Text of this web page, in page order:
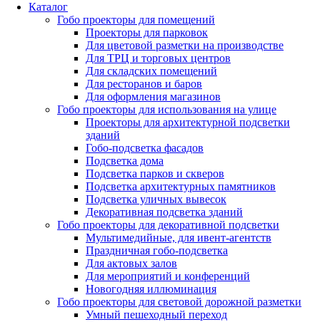
Каталог
Гобо проекторы для помещений
Проекторы для парковок
Для цветовой разметки на производстве
Для ТРЦ и торговых центров
Для складских помещений
Для ресторанов и баров
Для оформления магазинов
Гобо проекторы для использования на улице
Проекторы для архитектурной подсветки
зданий
Гобо-подсветка фасадов
Подсветка дома
Подсветка парков и скверов
Подсветка архитектурных памятников
Подсветка уличных вывесок
Декоративная подсветка зданий
Гобо проекторы для декоративной подсветки
Мультимедийные, для ивент-агентств
Праздничная гобо-подсветка
Для актовых залов
Для мероприятий и конференций
Новогодняя иллюминация
Гобо проекторы для световой дорожной разметки
Умный пешеходный переход